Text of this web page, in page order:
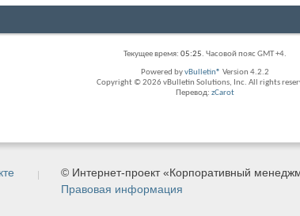
Текущее время: 05:25. Часовой пояс GMT +4.
Powered byvBulletin® Version 4.2.2
Copyright © 2026 vBulletin Solutions, Inc. All rights
Перевод: zCarot
© Интернет-проект «Корпоративный
Правовая информация